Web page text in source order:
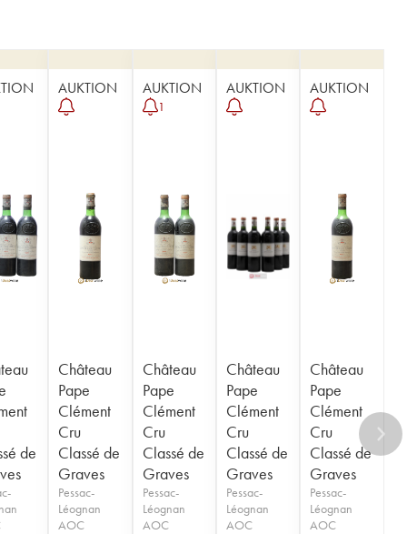
de
AUKTION
Château
Pape
Clément
Cru
Classé de
Graves
Pessac-
Léognan
AOC
AUKTION
1
Château
Pape
Clément
Cru
Classé de
Graves
Pessac-
Léognan
AOC
AUKTION
Château
Pape
Clément
Cru
Classé de
Graves
Pessac-
Léognan
AOC
AUKTION
Château
Pape
Clément
Cru
Classé de
Graves
Pessac-
Léognan
AOC